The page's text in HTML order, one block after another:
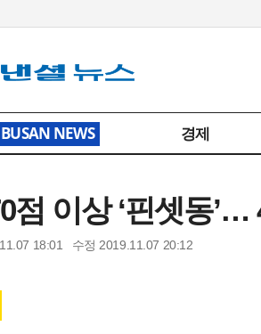
BUSAN NEWS 경제
점 이상 ‘핀셋동
18:01 수정 2019.11.07 20:12